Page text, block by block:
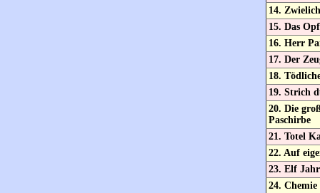
14.
15. Das
16. Herr
17. Der
18.
19. Strich
20. Die
Paschirbe
21. Totel
22. Auf
23. Elf
24. Chemie